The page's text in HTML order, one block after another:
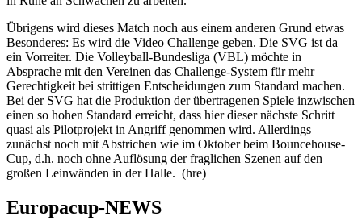
Übrigens wird dieses Match noch aus einem anderen Grund etwas
Besonderes: Es wird die Video Challenge geben. Die SVG ist da
ein Vorreiter. Die Volleyball-Bundesliga (VBL) möchte in
Absprache mit den Vereinen das Challenge-System für mehr
Gerechtigkeit bei strittigen Entscheidungen zum Standard machen.
Bei der SVG hat die Produktion der übertragenen Spiele inzwischen
einen so hohen Standard erreicht, dass hier dieser nächste Schritt
quasi als Pilotprojekt in Angriff genommen wird. Allerdings
zunächst noch mit Abstrichen wie im Oktober beim Bouncehouse-
Cup, d.h. noch ohne Auflösung der fraglichen Szenen auf den
großen Leinwänden in der Halle. (hre)
Europacup-NEWS